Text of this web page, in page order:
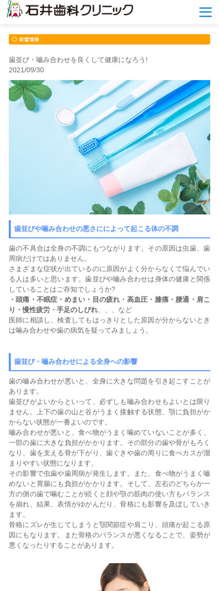
メ
ニ
歯並び・嚙み合わせを良くして健康になろう!
2021/09/30
歯並びや噛み合わせの悪さにによって起こる体の不調
歯の不具合は全身の不調にもつながります。その原因は虫歯、歯
周病だけではありません。
さまざまな症状が出ているのに原因がよく分からなくて悩んでい
る人は多いと思います。歯並びや嚙み合わせは身体の健康と関係
していることはご存知でしょうか?
・頭痛・不眠症・めまい・目の疲れ・高血圧・膝痛・腰通・肩こ
り・慢性疲労・手足のしびれ、、、など
医師に相談し、検査してもはっきりとした原因が分からないとき
は噛み合わせや歯の病気を疑ってみましょう。
歯並び・嚙み合わせによる全身への影響
歯の嚙み合わせが悪いと、全身に大きな問題を引き起こすことが
あります。
歯並びがよいからといって、必ずしも嚙み合わせもよいとは限り
ません。上下の歯の山と谷がうまく接触する状態、顎に負担がか
からない状態が一番よいのです。
嚙み合わせが悪いと、食べ物がうまく噛めていないことが多く、
一部の歯に大きな負担がかかります。その部分の歯や骨がもろく
なり、歯を支える骨が下がり、歯ぐきや歯の周りに食べカスが溜
まりやすい状態になります。
その影響で虫歯や歯周病が発生します。また、食べ物がうまく嚙
めないと胃腸にも負担がかかります。そして、左右のどちらか一
方の側の歯で噛むことが続くと顔や顎の筋肉の使い方もバランス
を崩れ、結果、表情がゆがんだり、骨格にも影響を及ぼしていき
ます。
骨格にズレが生じてしまうと顎関節症や肩こり、頭痛が起こる原
因にもなります。また骨格のバランスが悪くなることで、姿勢が
悪くなったりすることがあります。